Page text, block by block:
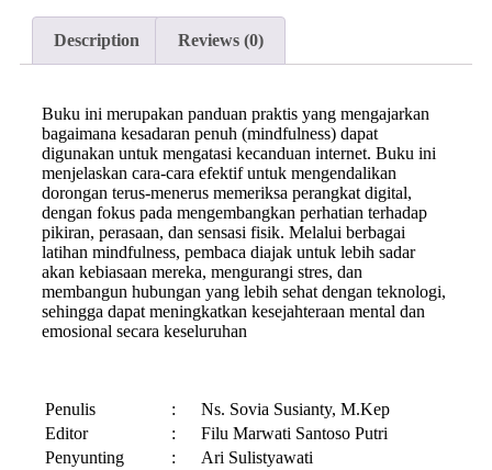
Description Reviews (0)
Buku ini merupakan panduan praktis yang mengajarkan
bagaimana kesadaran penuh (mindfulness) dapat
digunakan untuk mengatasi kecanduan internet. Buku ini
menjelaskan cara-cara efektif untuk mengendalikan
dorongan terus-menerus memeriksa perangkat digital,
dengan fokus pada mengembangkan perhatian terhadap
pikiran, perasaan, dan sensasi fisik. Melalui berbagai
latihan mindfulness, pembaca diajak untuk lebih sadar
akan kebiasaan mereka, mengurangi stres, dan
membangun hubungan yang lebih sehat dengan teknologi,
sehingga dapat meningkatkan kesejahteraan mental dan
emosional secara keseluruhan
Penulis :
Ns. Sovia Susianty, M.Kep
Editor
:
Filu Marwati Santoso Putri
Penyunting
:
Ari Sulistyawati